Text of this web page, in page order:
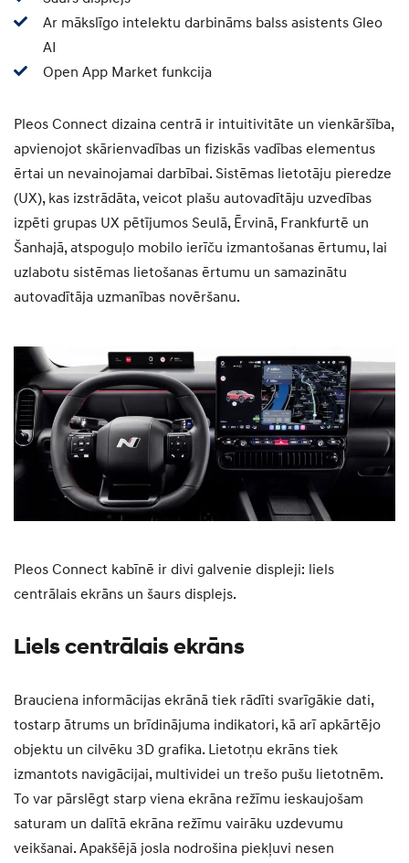
Ar mākslīgo intelektu darbināms balss asistents Gleo
AI
Open App Market funkcija
Pleos Connect dizaina centrā ir intuitivitāte un vienkāršība,
apvienojot skārienvadības un fiziskās vadības elementus
ērtai un nevainojamai darbībai. Sistēmas lietotāju pieredze
(UX), kas izstrādāta, veicot plašu autovadītāju uzvedības
izpēti grupas UX pētījumos Seulā, Ērvinā, Frankfurtē un
Šanhajā, atspoguļo mobilo ierīču izmantošanas ērtumu, lai
uzlabotu sistēmas lietošanas ērtumu un samazinātu
autovadītāja uzmanības novēršanu.
Pleos Connect kabīnē ir divi galvenie displeji: liels
centrālais ekrāns un šaurs displejs.
Liels centrālais ekrāns
Brauciena informācijas ekrānā tiek rādīti svarīgākie dati,
tostarp ātrums un brīdinājuma indikatori, kā arī apkārtējo
objektu un cilvēku 3D grafika. Lietotņu ekrāns tiek
izmantots navigācijai, multividei un trešo pušu lietotnēm.
To var pārslēgt starp viena ekrāna režīmu ieskaujošam
saturam un dalītā ekrāna režīmu vairāku uzdevumu
veikšanai. Apakšējā josla nodrošina piekļuvi nesen